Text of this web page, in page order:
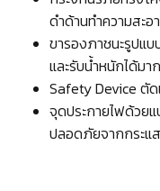
ดำด้านทำความสะอ
ขารองภาชนะรูปแ
และรับน้ำหนักได้มา
Safety Device ตั
จุดประกายไฟด้วย
ปลอดภัยจากกระแ